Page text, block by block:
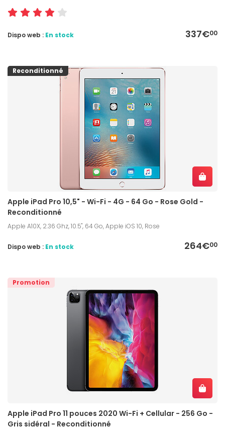
337€00
Dispo web : En stock
Reconditionné
Apple iPad Pro 10,5" - Wi-Fi - 4G - 64 Go - Rose Gold -
Reconditionné
Apple A10X, 2.36 Ghz, 10.5", 64 Go, Apple iOS 10, Rose
264€00
Dispo web : En stock
Promotion
Apple iPad Pro 11 pouces 2020 Wi-Fi + Cellular - 256 Go -
Gris sidéral - Reconditionné